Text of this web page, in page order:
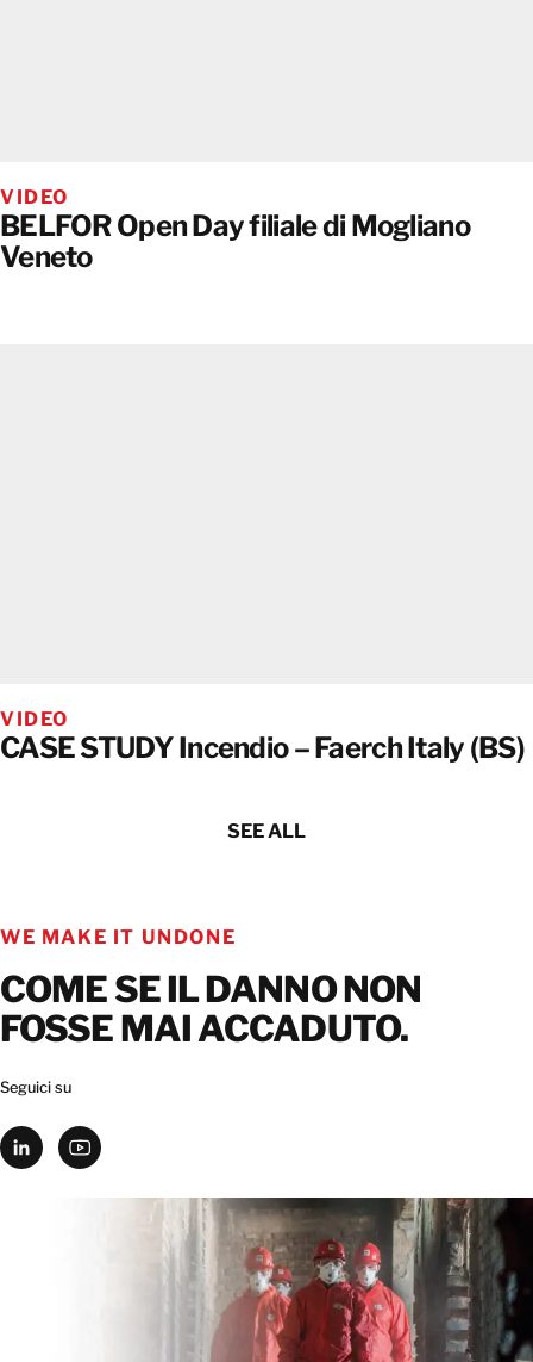
VIDEO
BELFOR Open Day filiale di Mogliano
Veneto
VIDEO
CASE STUDY Incendio – Faerch Italy (BS)
SEE ALL
WE MAKE IT UNDONE
COME SE IL DANNO NON
FOSSE MAI ACCADUTO.
Seguici su